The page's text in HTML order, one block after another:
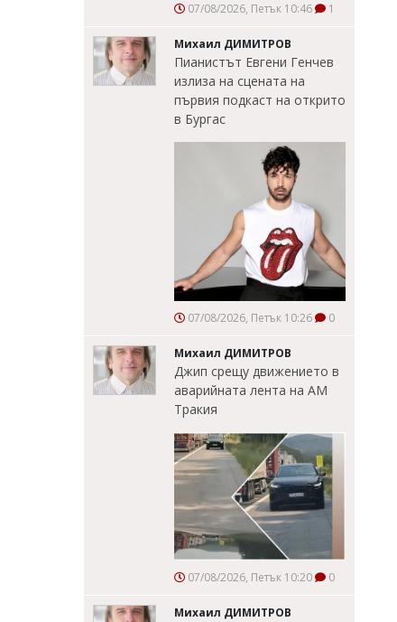
07/08/2026, Петък 10:46 1
Михаил ДИМИТРОВ
Пианистът Евгени Генчев
излиза на сцената на
първия подкаст на открито
в Бургас
07/08/2026, Петък 10:26 0
Михаил ДИМИТРОВ
Джип срещу движението в
аварийната лента на АМ
Тракия
07/08/2026, Петък 10:20 0
Михаил ДИМИТРОВ